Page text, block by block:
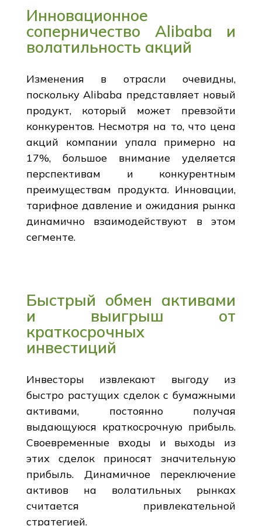
Инновационное
соперничество Alibaba и
волатильность акций
Изменения в отрасли очевидны,
поскольку Alibaba представляет новый
продукт, который может превзойти
конкурентов. Несмотря на то, что цена
акций компании упала примерно на
17%, большое внимание уделяется
перспективам и конкурентным
преимуществам продукта. Инновации,
тарифное давление и ожидания рынка
динамично взаимодействуют в этом
сегменте.
Быстрый обмен активами
и выигрыш от
краткосрочных
инвестиций
Инвесторы извлекают выгоду из
быстро растущих сделок с бумажными
активами, постоянно получая
выдающуюся краткосрочную прибыль.
Своевременные входы и выходы из
этих сделок приносят значительную
прибыль. Динамичное переключение
активов на волатильных рынках
считается привлекательной
стратегией.